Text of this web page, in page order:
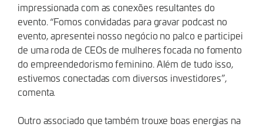
impressionada com as conexões resultantes do
evento. “Fomos convidadas para gravar podcast no
evento, apresentei nosso negócio no palco e participei
de uma roda de CEOs de mulheres focada no fomento
do empreendedorismo feminino. Além de tudo isso,
estivemos conectadas com diversos investidores”,
comenta.
Outro associado que também trouxe boas energias na